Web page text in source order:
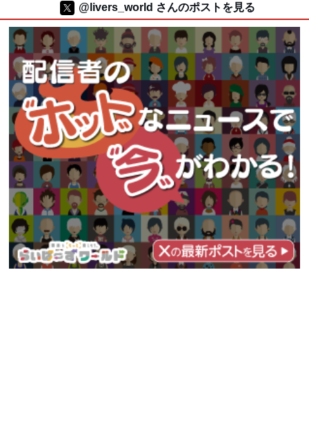
@livers_world さんのポストを見る